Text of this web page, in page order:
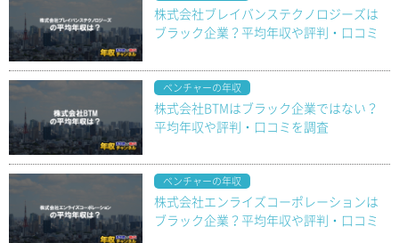
株式会社ブレイバンステクノロジーズは
ブラック企業？平均年収や評判・口コミ
ベンチャーの年収
株式会社BTMはブラック企業ではない？
平均年収や評判・口コミを調査
ベンチャーの年収
株式会社エンライズコーポレーションは
ブラック企業？平均年収や評判・口コミ